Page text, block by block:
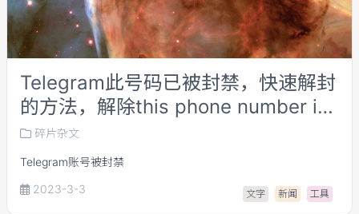
Telegram此号码已被封禁，快速解封
的方法，解除this phone number is
banned提醒
碎片杂文
Telegram账号被封禁
2023-3-3
文字 新闻 工具